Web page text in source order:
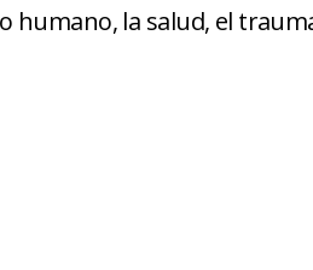
humano, la salud, el